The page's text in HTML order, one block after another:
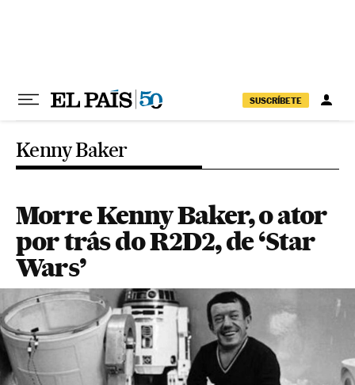
SUSCRÍBETE
Kenny Baker
Morre Kenny Baker, o ator
por trás do R2D2, de ‘Star
Wars’